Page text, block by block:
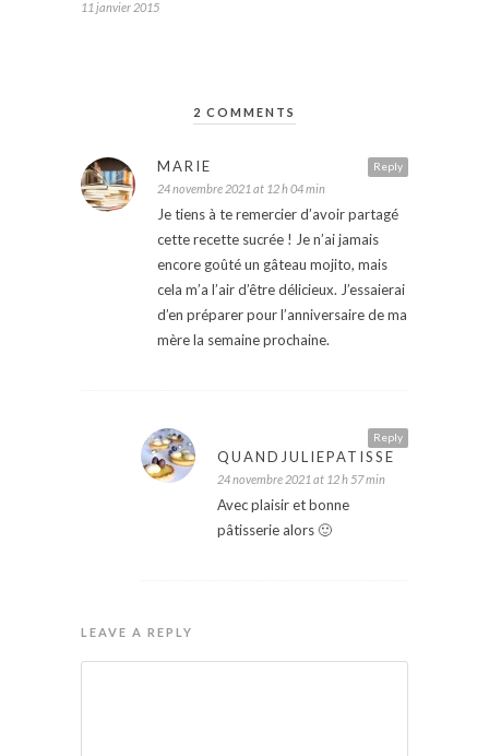
11 janvier 2015
2 COMMENTS
Reply
MARIE
24 novembre 2021 at 12 h 04 min
Je tiens à te remercier d’avoir partagé
cette recette sucrée ! Je n’ai jamais
encore goûté un gâteau mojito, mais
cela m’a l’air d’être délicieux. J’essaierai
d’en préparer pour l’anniversaire de ma
mère la semaine prochaine.
Reply
QUANDJULIEPATISSE
24 novembre 2021 at 12 h 57 min
Avec plaisir et bonne
pâtisserie alors 🙂
LEAVE A REPLY